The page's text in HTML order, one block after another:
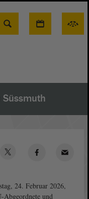
Suche
24. Februar 2026,
Abgeordnete und